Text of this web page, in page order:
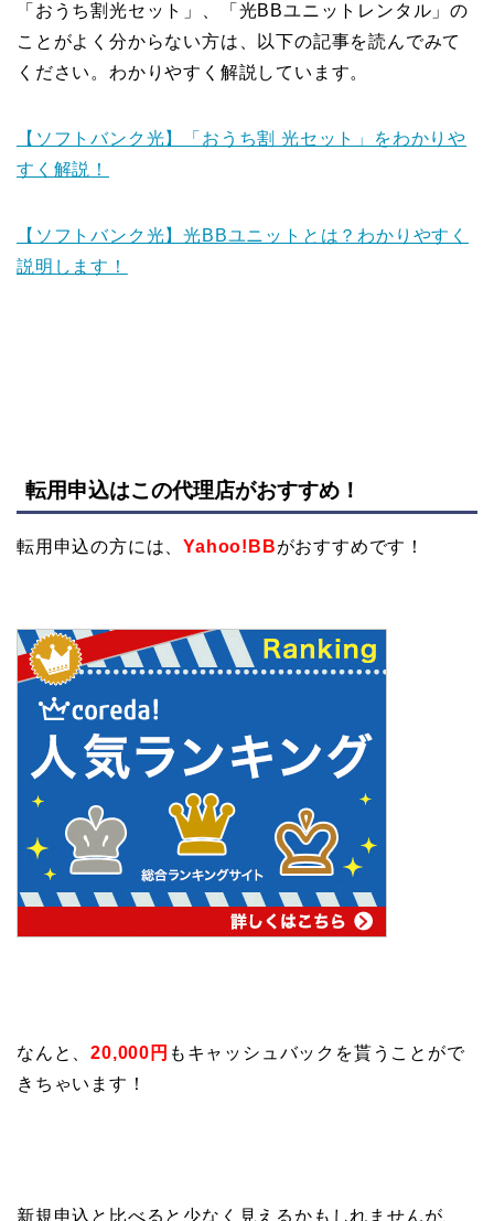
「おうち割光セット」、「光BBユニットレンタル」の
ことがよく分からない方は、以下の記事を読んでみて
ください。わかりやすく解説しています。
【ソフトバンク光】「おうち割 光セット」をわかりや
すく解説！
【ソフトバンク光】光BBユニットとは？わかりやすく
説明します！
転用申込はこの代理店がおすすめ！
転用申込の方には、Yahoo!BBがおすすめです！
なんと、20,000円 もキャッシュバックを貰うことがで
きちゃいます！
新規申込と比べると少なく見えるかもしれませんが、